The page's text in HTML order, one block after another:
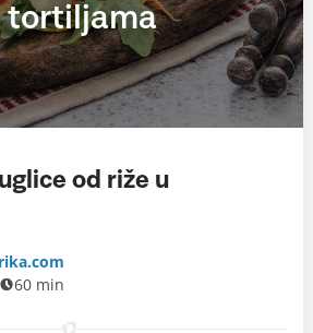
tortiljama
od riže u
60 min